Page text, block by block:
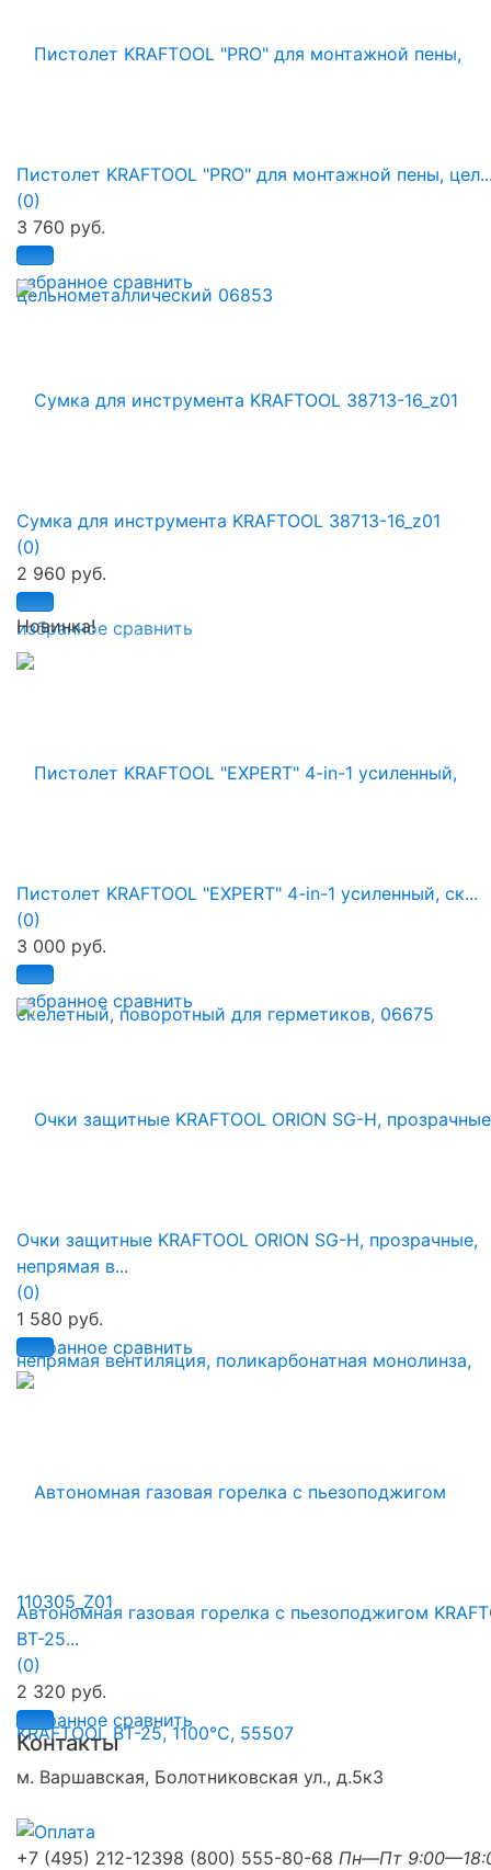
избранное сравнить
Пистолет KRAFTOOL "PRO" для монтажной пены,
(0)
3 760 руб.
избранное сравнить
Сумка для инструмента KRAFTOOL 38713-16_z01
(0)
2 960 руб.
Новинка!
избранное сравнить
Пистолет KRAFTOOL "EXPERT" 4-in-1 усиленный, ск...
(0)
3 000 руб.
избранное сравнить
Очки защитные KRAFTOOL ORION SG-H, прозрачные,
непрямая в...
(0)
1 580 руб.
избранное сравнить
Автономная газовая горелка с пьезоподжигом
BT-25...
(0)
2 320 руб.
Контакты
м. Варшавская, Болотниковская ул., д.5к3
+7 (495) 212-12398 (800) 555-80-68 Пн—Пт